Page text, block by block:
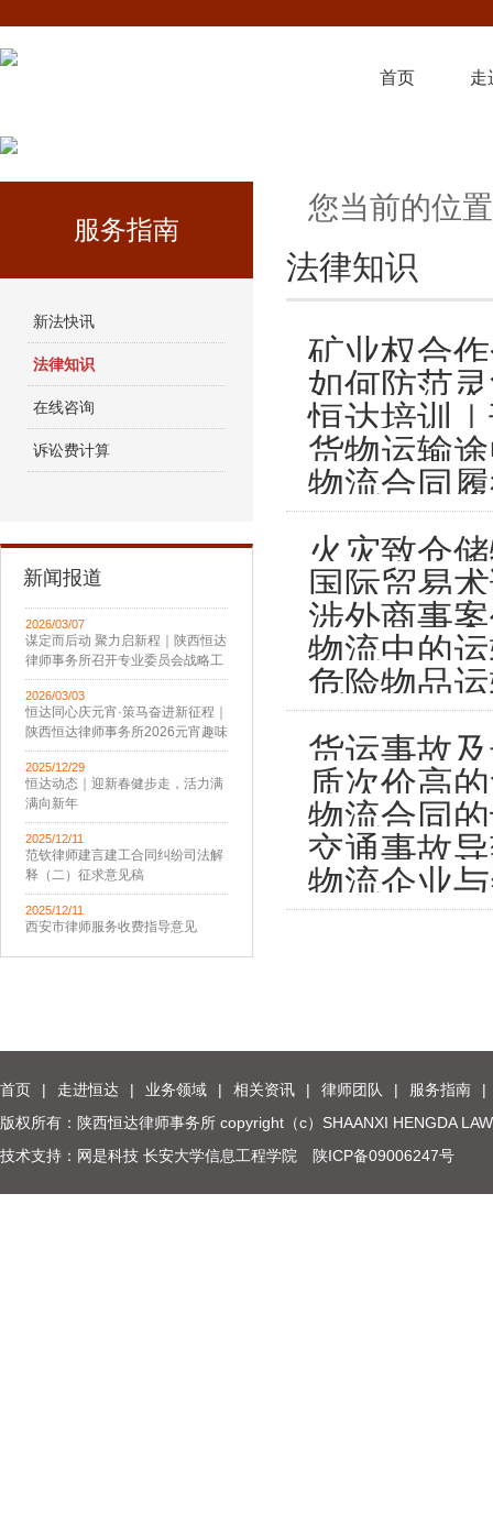
首页 走
服务指南
新法快讯
法律知识
在线咨询
诉讼费计算
新闻报道
2026/03/07
谋定而后动 聚力启新程｜陕西恒达
律师事务所召开专业委员会战略工
作会议
2026/03/03
恒达同心庆元宵·策马奋进新征程｜
陕西恒达律师事务所2026元宵趣味
活动圆满举办
2025/12/29
恒达动态｜迎新春健步走，活力满
满向新年
2025/12/11
范钦律师建言建工合同纠纷司法解
释（二）征求意见稿
2025/12/11
西安市律师服务收费指导意见
您当前的位
法律知识
矿业权合
如何防范
恒达培训
货物运输
物流合同
火灾致仓
国际贸易
涉外商事
物流中的
危险物品
货运事故
质次价高
物流合同
交通事故
物流企业
首页 | 走进恒达 | 业务领域 | 相关资讯 | 律师团队 | 服务指南
|
版权所有：陕西恒达律师事务所 copyright（c）SHAANXI HENGDA
技术支持：网是科技 长安大学信息工程学院
陕ICP备09006247号